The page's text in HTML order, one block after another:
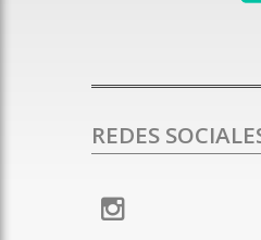
REDES